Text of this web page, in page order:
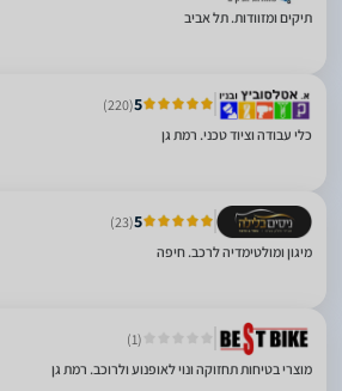
תיקים ומזוודות. תל אביב
5
(220)
כלי עבודה וציוד טכני. רמת גן
5
(23)
מיגון ומולטימדיה לרכב. חיפה
(1)
מוצרי בטיחות תחזוקה ונוי לאופנוע ולרוכב. רמת גן